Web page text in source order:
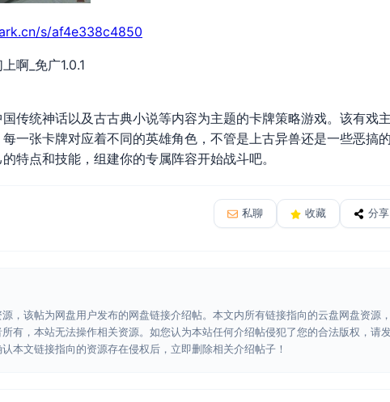
s/af4e338c4850
啊_免广1.0.1
国传统神话以及古古典小说等内容为主题的卡牌策略游戏。该有戏
一张卡牌对应着不同的英雄角色，不管是上古异兽还是一些恶搞
特点和技能，组建你的专属阵容开始战斗吧。
私聊 收藏 分享
，该帖为网盘用户发布的网盘链接介绍帖。本文内所有链接指向的云盘网盘资源
有，本站无法操作相关资源。如您认为本站任何介绍帖侵犯了您的合法版权，请
本文链接指向的资源存在侵权后，立即删除相关介绍帖子！